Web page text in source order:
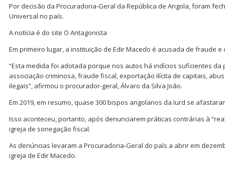
Por decisão da Procuradoria-Geral da República de Angola, foram
Universal no país.
A notícia é do site O Antagonista
Em primeiro lugar, a instituição de Edir Macedo é acusada de fraude
“Esta medida foi adotada porque nos autos há indícios suficientes da
associação criminosa, fraude fiscal, exportação ilícita de capitais,
ilegais”, afirmou o procurador-geral, Álvaro da Silva João.
Em 2019, em resumo, quase 300 bispos angolanos da Iurd se
Isso aconteceu, portanto, após denunciarem práticas contrárias à
igreja de sonegação fiscal.
As denúncias levaram a Procuradoria-Geral do país a abrir em
igreja de Edir Macedo.